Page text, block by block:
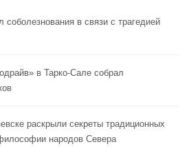
в связи с трагедией
в Тарко-Сале собрал
раскрыли секреты традиционных
народов Севера